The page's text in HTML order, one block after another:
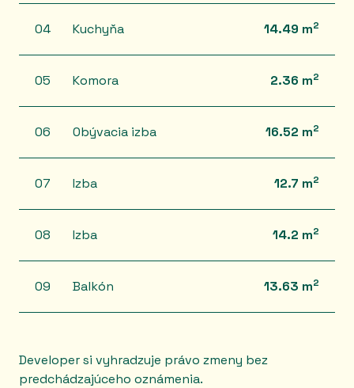
04 Kuchyňa 14.49 m2
05 Komora 2.36 m2
06 Obývacia izba 16.52 m2
07 Izba 12.7 m2
08 Izba 14.2 m2
09 Balkón 13.63 m2
Developer si vyhradzuje právo zmeny bez
predchádzajúceho oznámenia.